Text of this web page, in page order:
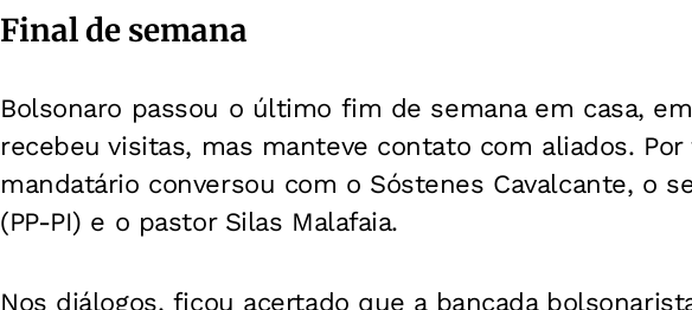
Final de semana
Bolsonaro passou o último fim de semana em casa,
recebeu visitas, mas manteve contato com aliados.
mandatário conversou com o Sóstenes Cavalcante, o
(PP-PI) e o pastor Silas Malafaia.
Nos diálogos, ficou acertado que a bancada